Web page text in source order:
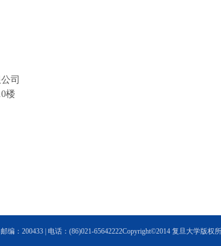
司
楼
编：200433 | 电话：(86)021-65642222Copyright©2014 复旦大学版权